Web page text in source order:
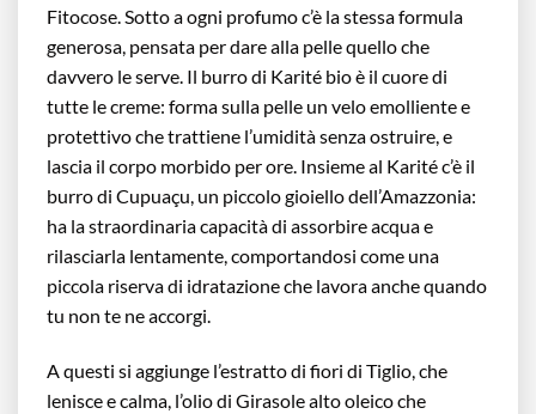
Fitocose. Sotto a ogni profumo c’è la stessa formula
generosa, pensata per dare alla pelle quello che
davvero le serve. Il burro di Karité bio è il cuore di
tutte le creme: forma sulla pelle un velo emolliente e
protettivo che trattiene l’umidità senza ostruire, e
lascia il corpo morbido per ore. Insieme al Karité c’è il
burro di Cupuaçu, un piccolo gioiello dell’Amazzonia:
ha la straordinaria capacità di assorbire acqua e
rilasciarla lentamente, comportandosi come una
piccola riserva di idratazione che lavora anche quando
tu non te ne accorgi.
A questi si aggiunge l’estratto di fiori di Tiglio, che
lenisce e calma, l’olio di Girasole alto oleico che